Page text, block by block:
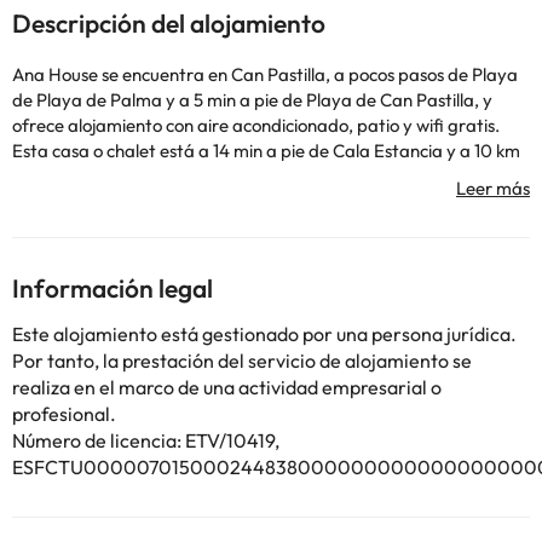
Descripción del alojamiento
Ana House se encuentra en Can Pastilla, a pocos pasos de Playa
de Playa de Palma y a 5 min a pie de Playa de Can Pastilla, y
ofrece alojamiento con aire acondicionado, patio y wifi gratis.
Esta casa o chalet está a 14 min a pie de Cala Estancia y a 10 km
baños, ropa de cama, toallas, TV, cocina totalmente equipada y
Palma de Mallorca está a 10 km del alojamiento, y Campo de
golf Son Vida está a 17 km. El aeropuerto (Aeropuerto de Palma
de Mallorca - Son Sant Joan) está a 2 km.
Informa a con antelación de tu hora prevista de llegada. Para
ello, puedes utilizar el apartado de peticiones especiales al hacer
la reserva o ponerte en contacto directamente con el
alojamiento. Los datos de contacto aparecen en la confirmación
de la reserva. En este alojamiento no se pueden celebrar
despedidas de soltero o soltera ni fiestas similares.
Información legal
Este alojamiento está gestionado por una persona jurídica.
Por tanto, la prestación del servicio de alojamiento se
realiza en el marco de una actividad empresarial o
profesional.
Número de licencia: ETV/10419,